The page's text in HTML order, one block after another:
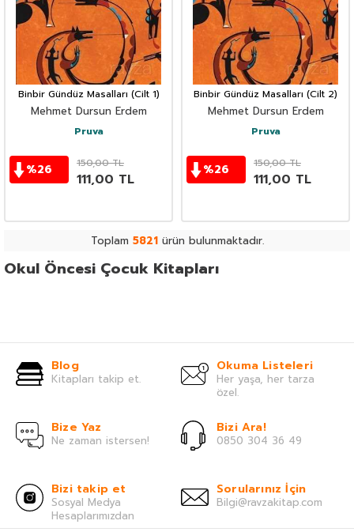
Binbir Gündüz Masalları (Cilt 1)
Mehmet Dursun Erdem
Pruva
%26 150,00TL
111,00 TL
Binbir Gündüz Masalları (Cilt 2)
Mehmet Dursun Erdem
Pruva
%26 150,00TL
111,00 TL
Toplam 5821ürün bulunmaktadır.
Okul Öncesi Çocuk Kitapları
Blog
Kitapları takip et.
Okuma Listeleri
Her yaşa, her tarza
özel.
Bize Yaz
Ne zaman istersen!
Bizi Ara!
0850 304 36 49
Bizi takip et
Sosyal Medya
Hesaplarımızdan
Sorularınız İçin
Bilgi@ravzakitap.com